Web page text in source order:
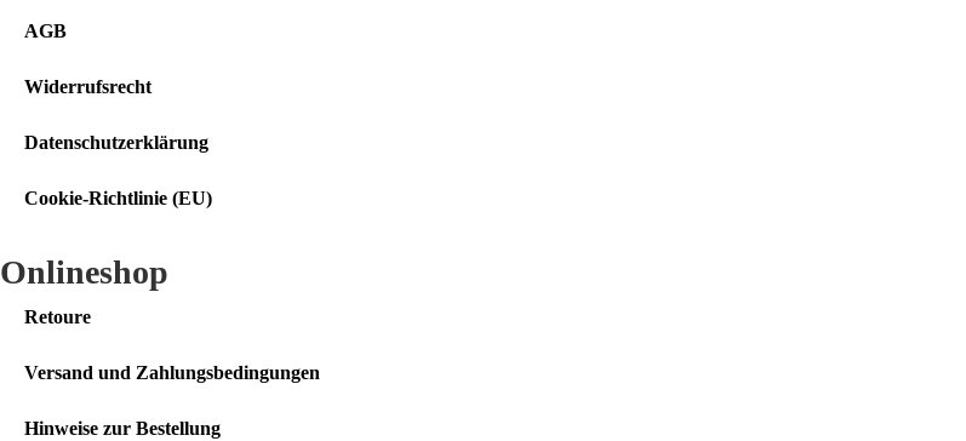
AGB
Widerrufsrecht
Datenschutzerklärung
Cookie-Richtlinie (EU)
Onlineshop
Retoure
Versand und Zahlungsbedingungen
Hinweise zur Bestellung